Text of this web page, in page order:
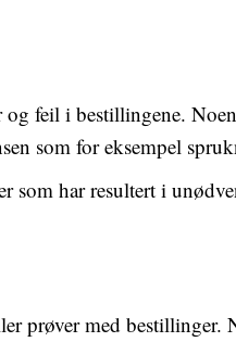
og feil i bestillingene.
som for eksempel
som har resultert i
prøver med bestillinger.